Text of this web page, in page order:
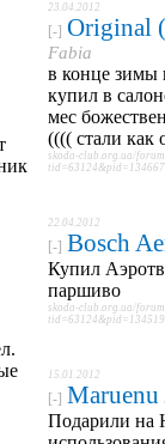
23.04.2012
[-] Original
Fabia
в конце зимы
купил в
мес
(((( стали
skoda-club.org.ua/
22.04.2012
[-] Bosch
Купил
паршиво
skoda-club.org.ua/
15.01.2012
[-] Maruenu
Подарили на